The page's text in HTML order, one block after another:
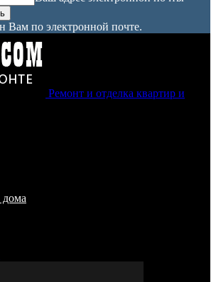
Вам по электронной почте.
Ремонт и отделка квартир и
дома